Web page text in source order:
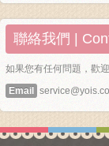
聯絡我們 |
如果您有任何問題，歡
Email